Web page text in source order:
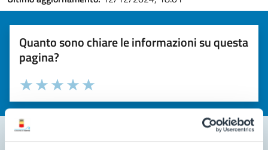
Quanto sono chiare le informazioni su questa
pagina?
Valuta la chiarezza delle informazioni (da 1 a 5 stelle)
Seleziona il numero di stelle per valutare la chiarezza delle
Valuta 5 stelle su 5
Valuta 4 stelle su 5
Valuta 3 stelle su 5
Valuta 2 stelle su 5
Valuta 1 stelle su 5